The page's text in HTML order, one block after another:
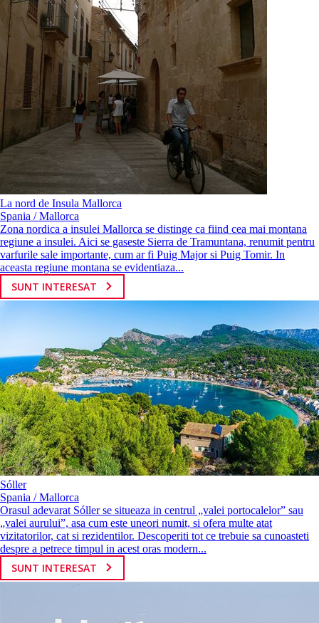
La nord de Insula Mallorca
Spania / Mallorca
Zona nordica a insulei Mallorca se distinge ca fiind cea mai montana
regiune a insulei. Aici se gaseste Sierra de Tramuntana, renumit pentru
varfurile sale importante, cum ar fi Puig Major si Puig Tomir. In
aceasta regiune montana se evidentiaza...
SUNT INTERESAT
Sóller
Spania / Mallorca
Orasul adevarat Sóller se situeaza in centrul „valei portocalelor” sau
„valei aurului”, asa cum este uneori numit, si ofera multe atat
vizitatorilor, cat si rezidentilor. Descoperiti tot ce trebuie sa cunoasteti
despre a petrece timpul in acest oras modern...
SUNT INTERESAT